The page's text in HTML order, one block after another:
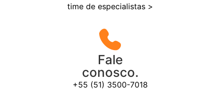
time de especialistas >
Fale
conosco.
+55 (51) 3500-7018